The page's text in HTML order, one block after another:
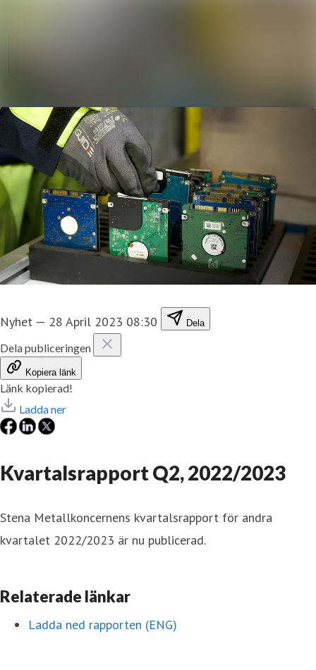
Nyhet — 28 April 2023 08:30 Dela
Dela publiceringen
Kopiera länk
Länk kopierad!
Ladda ner
Kvartalsrapport Q2, 2022/2023
Stena Metallkoncernens kvartalsrapport för andra
kvartalet 2022/2023 är nu publicerad.
Relaterade länkar
Ladda ned rapporten (ENG)